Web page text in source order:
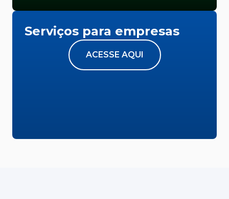
Serviços para empresas
ACESSE AQUI